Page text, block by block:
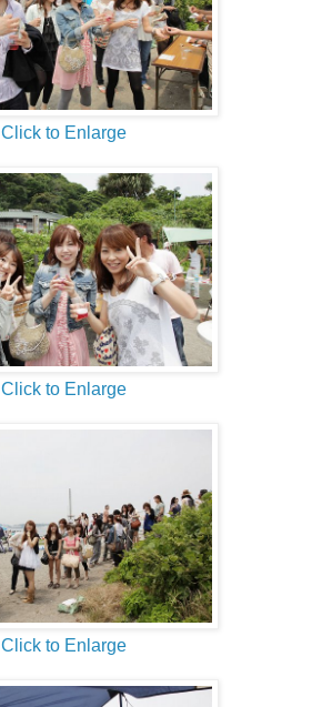
Click to Enlarge
Click to Enlarge
Click to Enlarge